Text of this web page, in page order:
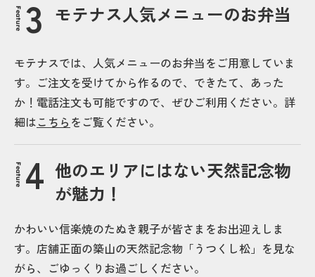
Feature モテナス人気メニューのお弁当
モテナスでは、人気メニューのお弁当をご用意していま
す。ご注文を受けてから作るので、できたて、あった
か！電話注文も可能ですので、ぜひご利用ください。詳
細はこちら をご覧ください。
Feature
他のエリアにはない天然記念物
が魅力！
かわいい信楽焼のたぬき親子が皆さまをお出迎えしま
す。店舗正面の築山の天然記念物「うつくし松」を見な
がら、ごゆっくりお過ごしください。